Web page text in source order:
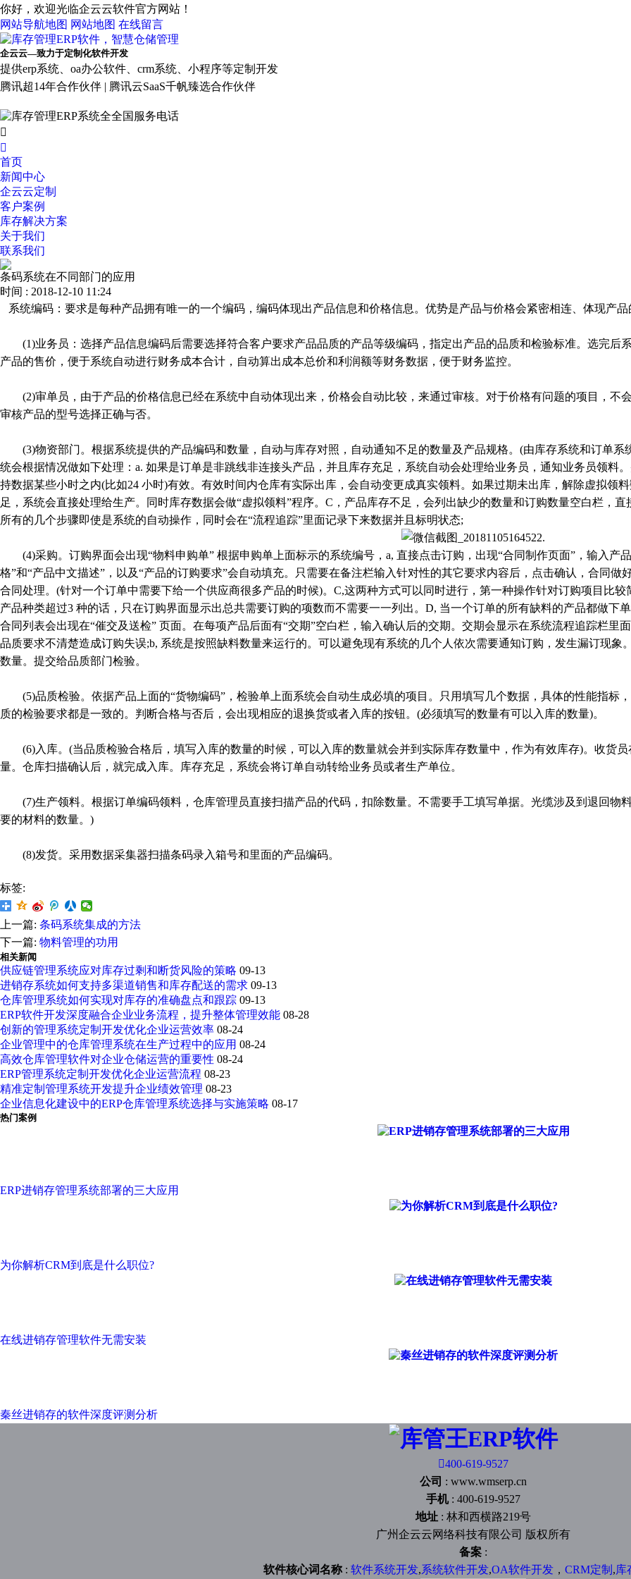
你好，欢迎光临企云云软件官方网站！
网站导航地图 网站地图 在线留言
企云云—致力于定制化软件开发
提供erp系统、oa办公软件、crm系统、小程序等定制开发
腾讯超14年合作伙伴 | 腾讯云SaaS千帆臻选合作伙伴


首页
新闻中心
企云云定制
客户案例
库存解决方案
关于我们
联系我们
条码系统在不同部门的应用
时间 : 2018-12-10 11:24
系统编码：要求是每种产品拥有唯一的一个编码，编码体现出产品信息和价格信息。优势是产品与价格会紧密相连、体现产品
(1)业务员：选择产品信息编码后需要选择符合客户要求产品品质的产品等级编码，指定出产品的品质和检验标准。选完后
产品的售价，便于系统自动进行财务成本合计，自动算出成本总价和利润额等财务数据，便于财务监控。
(2)审单员，由于产品的价格信息已经在系统中自动体现出来，价格会自动比较，来通过审核。对于价格有问题的项目，不
审核产品的型号选择正确与否。
(3)物资部门。根据系统提供的产品编码和数量，自动与库存对照，自动通知不足的数量及产品规格。(由库存系统和订单系
统会根据情况做如下处理：a. 如果是订单是非跳线非连接头产品，并且库存充足，系统自动会处理给业务员，通知业务员领料
持数据某些小时之内(比如24 小时)有效。有效时间内仓库有实际出库，会自动变更成真实领料。如果过期未出库，解除虚拟领
足，系统会直接处理给生产。同时库存数据会做“虚拟领料”程序。C，产品库存不足，会列出缺少的数量和订购数量空白栏，
所有的几个步骤即使是系统的自动操作，同时会在“流程追踪”里面记录下来数据并且标明状态;
(4)采购。订购界面会出现“物料申购单” 根据申购单上面标示的系统编号，a, 直接点击订购，出现“合同制作页面”，输入产
格”和“产品中文描述”，以及“产品的订购要求”会自动填充。只需要在备注栏输入针对性的其它要求内容后，点击确认，合同
合同处理。(针对一个订单中需要下给一个供应商很多产品的时候)。C,这两种方式可以同时进行，第一种操作针对订购项目比
产品种类超过3 种的话，只在订购界面显示出总共需要订购的项数而不需要一一列出。D, 当一个订单的所有缺料的产品都做下
合同列表会出现在“催交及送检” 页面。在每项产品后面有“交期”空白栏，输入确认后的交期。交期会显示在系统流程追踪栏里
品质要求不清楚造成订购失误;b, 系统是按照缺料数量来运行的。可以避免现有系统的几个人依次需要通知订购，发生漏订现象
数量。提交给品质部门检验。
(5)品质检验。依据产品上面的“货物编码”，检验单上面系统会自动生成必填的项目。只用填写几个数据，具体的性能指标
质的检验要求都是一致的。判断合格与否后，会出现相应的退换货或者入库的按钮。(必须填写的数量有可以入库的数量)。
(6)入库。(当品质检验合格后，填写入库的数量的时候，可以入库的数量就会并到实际库存数量中，作为有效库存)。收货员
量。仓库扫描确认后，就完成入库。库存充足，系统会将订单自动转给业务员或者生产单位。
(7)生产领料。根据订单编码领料，仓库管理员直接扫描产品的代码，扣除数量。不需要手工填写单据。光缆涉及到退回物
要的材料的数量。)
(8)发货。采用数据采集器扫描条码录入箱号和里面的产品编码。
标签:
上一篇: 条码系统集成的方法
下一篇: 物料管理的功用
相关新闻
供应链管理系统应对库存过剩和断货风险的策略 09-13
进销存系统如何支持多渠道销售和库存配送的需求 09-13
仓库管理系统如何实现对库存的准确盘点和跟踪 09-13
ERP软件开发深度融合企业业务流程，提升整体管理效能 08-28
创新的管理系统定制开发优化企业运营效率 08-24
企业管理中的仓库管理系统在生产过程中的应用 08-24
高效仓库管理软件对企业仓储运营的重要性 08-24
ERP管理系统定制开发优化企业运营流程 08-23
精准定制管理系统开发提升企业绩效管理 08-23
企业信息化建设中的ERP仓库管理系统选择与实施策略 08-17
热门案例
ERP进销存管理系统部署的三大应用
为你解析CRM到底是什么职位?
在线进销存管理软件无需安装
秦丝进销存的软件深度评测分析
400-619-9527
公司 : www.wmserp.cn
手机: 400-619-9527
地址 : 林和西横路219号
广州企云云网络科技有限公司 版权所有
备案 :
软件核心词名称 : 软件系统开发,系统软件开发,OA软件开发 ， CRM定制 ,库